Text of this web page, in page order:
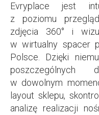
Evryplace jest
z poziomu
zdjęcia 360° i
w wirtualny spacer
Polsce. Dzięki
poszczególnych
w dowolnym
layout sklepu,
analizę realizacji